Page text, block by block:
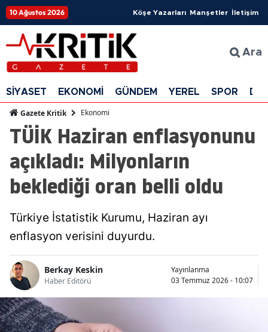
10 Ağustos 2026 Köşe Yazarları Manşetler İletişim
Ara
SİYASET EKONOMİ GÜNDEM YEREL SPOR
Gazete Kritik Ekonomi
TÜİK Haziran enflasyonunu
açıkladı: Milyonların
beklediği oran belli oldu
Türkiye İstatistik Kurumu, Haziran ayı
enflasyon verisini duyurdu.
Berkay Keskin
Haber Editörü
Yayınlanma
03 Temmuz 2026 - 10:07